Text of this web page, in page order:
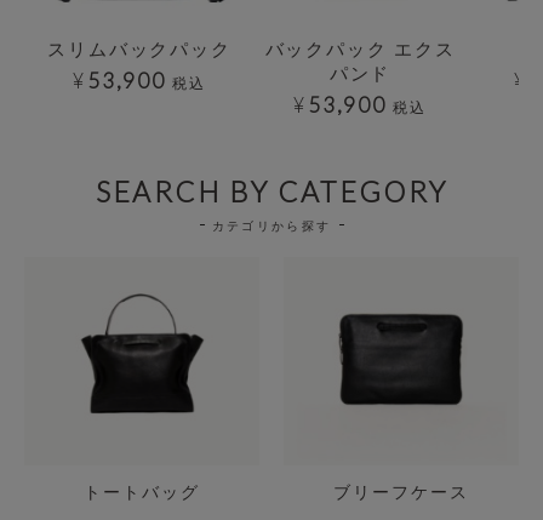
スリムバックパック
¥ 53,900 税込
バックパック エクス
パンド
¥ 53,900 税込
¥
SEARCH BY CATEGORY
カテゴリから探す
トートバッグ ブリーフケース